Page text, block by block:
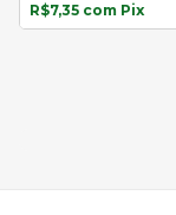
R$7,35 com Pix